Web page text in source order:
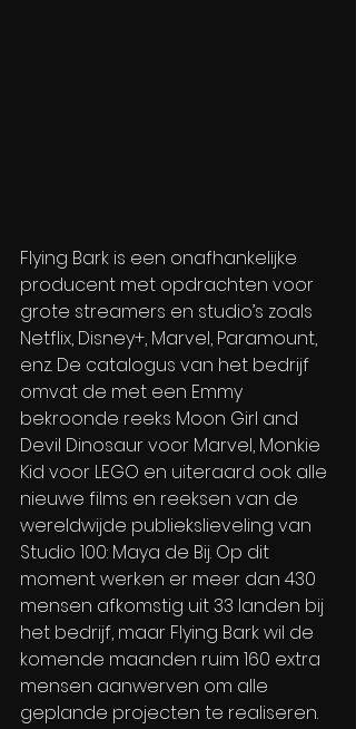
Flying Bark is een onafhankelijke
producent met opdrachten voor
grote streamers en studio’s zoals
Netflix, Disney+, Marvel, Paramount,
enz. De catalogus van het bedrijf
omvat de met een Emmy
bekroonde reeks Moon Girl and
Devil Dinosaur voor Marvel, Monkie
Kid voor LEGO en uiteraard ook alle
nieuwe films en reeksen van de
wereldwijde publiekslieveling van
Studio 100: Maya de Bij. Op dit
moment werken er meer dan 430
mensen afkomstig uit 33 landen bij
het bedrijf, maar Flying Bark wil de
komende maanden ruim 160 extra
mensen aanwerven om alle
geplande projecten te realiseren.